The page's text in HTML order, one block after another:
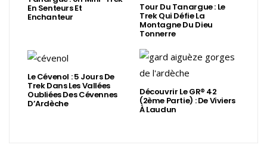
En Senteurs Et
Enchanteur
Tour Du Tanargue : Le
Trek Qui Défie La
Montagne Du Dieu
Tonnerre
Le Cévenol : 5 Jours De
Trek Dans Les Vallées
Oubliées Des Cévennes
D’Ardèche
Découvrir Le GR® 42
(2ème Partie) : De Viviers
À Laudun